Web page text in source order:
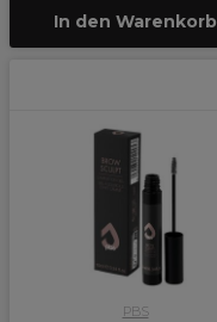
In den Warenkorb
PBS